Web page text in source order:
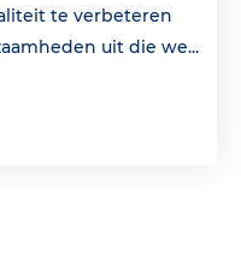
te verbeteren
uit die we...